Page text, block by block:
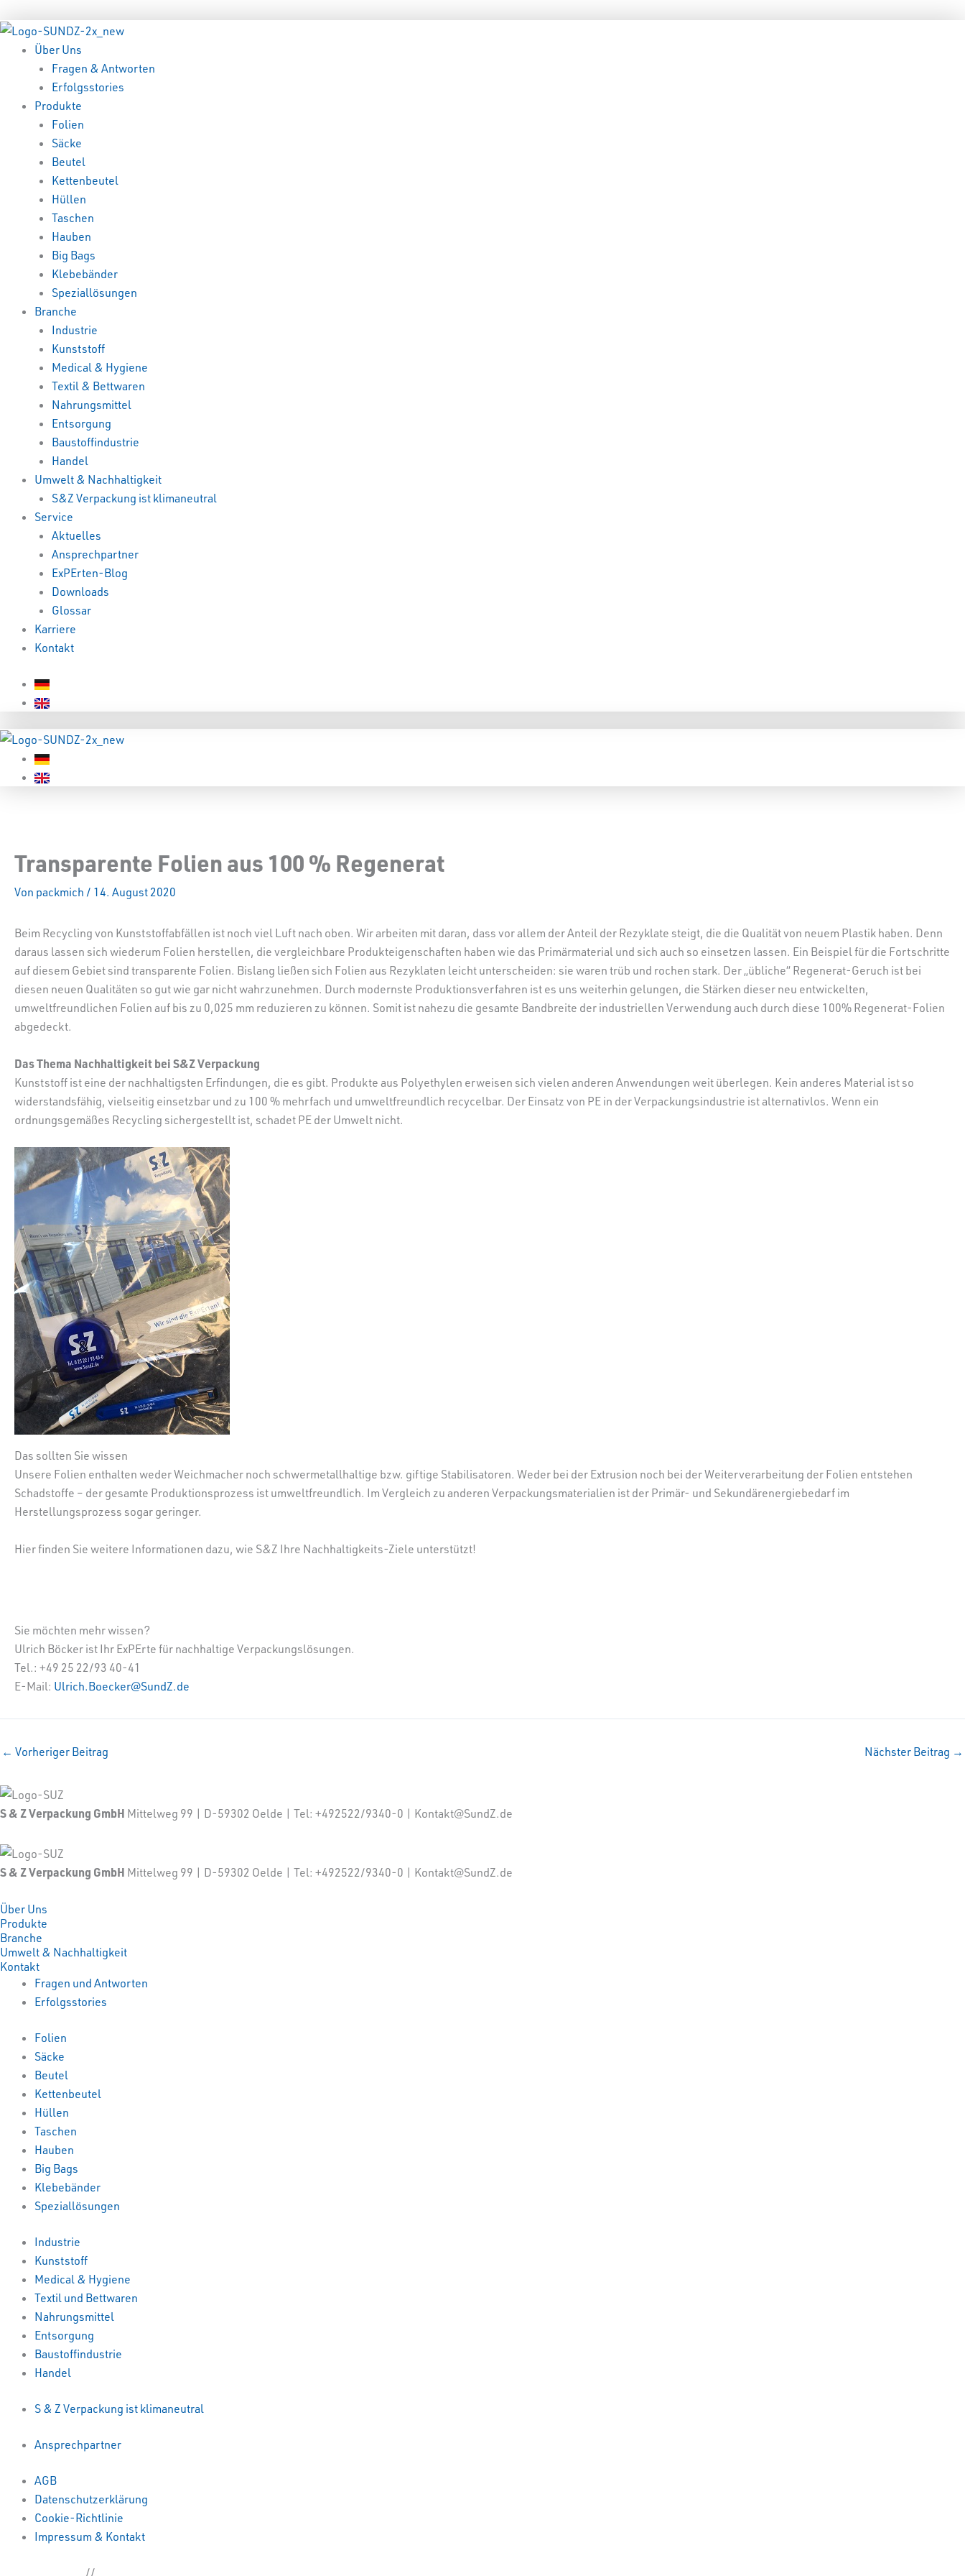
Inhalt
springenÜber Uns
Fragen & Antworten
Erfolgsstories
Produkte
Folien
Säcke
Beutel
Kettenbeutel
Hüllen
Taschen
Hauben
Big Bags
Klebebänder
Speziallösungen
Branche
Industrie
Kunststoff
Medical & Hygiene
Textil & Bettwaren
Nahrungsmittel
Entsorgung
Baustoffindustrie
Handel
Umwelt & Nachhaltigkeit
S&Z Verpackung ist klimaneutral
Service
Aktuelles
Ansprechpartner
ExPErten-Blog
Downloads
Glossar
Karriere
Kontakt
Transparente Folien aus 100 % Regenerat
Von packmich / 14. August 2020
Beim Recycling von Kunststoffabfällen ist noch viel Luft nach oben. Wir arbeiten mit daran, dass vor allem der Anteil der Rezyklate steigt, die die Qualität von neuem Plastik haben. Denn
daraus lassen sich wiederum Folien herstellen, die vergleichbare Produkteigenschaften haben wie das Primärmaterial und sich auch so einsetzen lassen. Ein Beispiel für die Fortschritte
auf diesem Gebiet sind transparente Folien. Bislang ließen sich Folien aus Rezyklaten leicht unterscheiden: sie waren trüb und rochen stark. Der „übliche“ Regenerat-Geruch ist bei
diesen neuen Qualitäten so gut wie gar nicht wahrzunehmen. Durch modernste Produktionsverfahren ist es uns weiterhin gelungen, die Stärken dieser neu entwickelten,
umweltfreundlichen Folien auf bis zu 0,025 mm reduzieren zu können. Somit ist nahezu die gesamte Bandbreite der industriellen Verwendung auch durch diese 100% Regenerat-Folien
abgedeckt.
Das Thema Nachhaltigkeit bei S&Z Verpackung
Kunststoff ist eine der nachhaltigsten Erfindungen, die es gibt. Produkte aus Polyethylen erweisen sich vielen anderen Anwendungen weit überlegen. Kein anderes Material ist so
widerstandsfähig, vielseitig einsetzbar und zu 100 % mehrfach und umweltfreundlich recycelbar. Der Einsatz von PE in der Verpackungsindustrie ist alternativlos. Wenn ein
ordnungsgemäßes Recycling sichergestellt ist, schadet PE der Umwelt nicht.
Das sollten Sie wissen
Unsere Folien enthalten weder Weichmacher noch schwermetallhaltige bzw. giftige Stabilisatoren. Weder bei der Extrusion noch bei der Weiterverarbeitung der Folien entstehen
Schadstoffe – der gesamte Produktionsprozess ist umweltfreundlich. Im Vergleich zu anderen Verpackungsmaterialien ist der Primär- und Sekundärenergiebedarf im
Herstellungsprozess sogar geringer.
Hier finden Sie weitere Informationen dazu, wie S&Z Ihre Nachhaltigkeits-Ziele unterstützt!
Sie möchten mehr wissen?
Ulrich Böcker ist Ihr ExPErte für nachhaltige Verpackungslösungen.
Tel.: +49 25 22/93 40-41
E-Mail: Ulrich.Boecker@SundZ.de
← Vorheriger Beitrag Nächster Beitrag →
S & Z Verpackung GmbH Mittelweg 99 | D-59302 Oelde | Tel: +492522/9340-0 | Kontakt@SundZ.de
S & Z Verpackung GmbH Mittelweg 99 | D-59302 Oelde | Tel: +492522/9340-0 | Kontakt@SundZ.de
Über Uns
Produkte
Branche
Umwelt & Nachhaltigkeit
Kontakt
Fragen und Antworten
Erfolgsstories
Folien
Säcke
Beutel
Kettenbeutel
Hüllen
Taschen
Hauben
Big Bags
Klebebänder
Speziallösungen
Industrie
Kunststoff
Medical & Hygiene
Textil und Bettwaren
Nahrungsmittel
Entsorgung
Baustoffindustrie
Handel
S & Z Verpackung ist klimaneutral
Ansprechpartner
AGB
Datenschutzerklärung
Cookie-Richtlinie
Impressum & Kontakt
//